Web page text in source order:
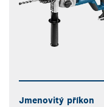
Jmenovitý příkon